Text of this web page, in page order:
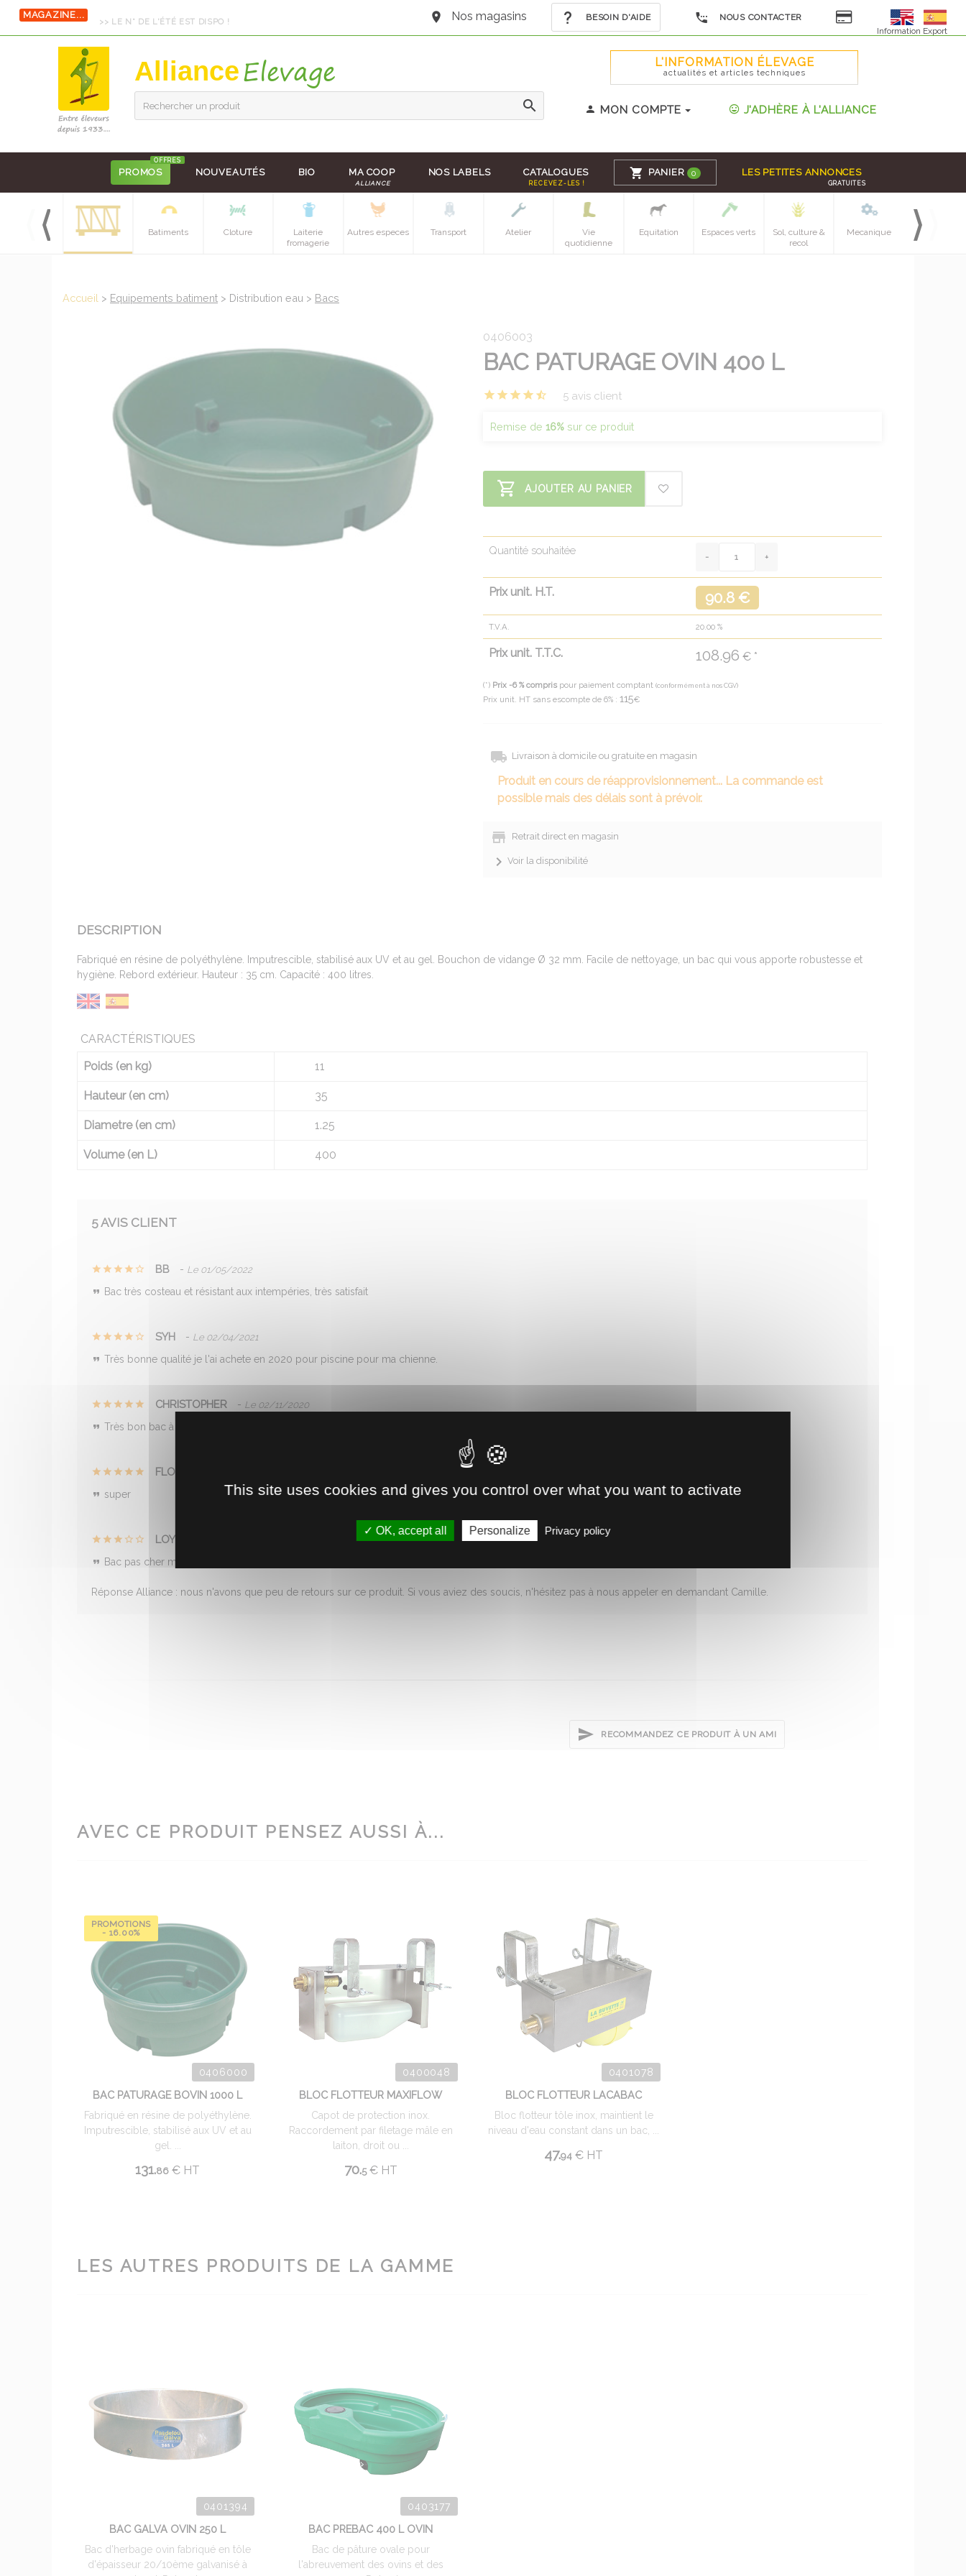
MAGAZINE... >> LE N° DE L'ÉTÉ EST DISPO ! Nos magasins BESOIN D'AIDE
NOUS CONTACTER
Information Export
Alliance
Rechercher un produit
L'INFORMATION ÉLEVAGE
actualités et articles techniques
MON COMPTE J'ADHÈRE À L'ALLIANCE
PROMOS
OFFRES
NOUVEAUTÉS BIO MA COOP
ALLIANCE
NOS LABELS CATALOGUES
RECEVEZ-LES !
PANIER 0 LES PETITES ANNONCES
GRATUITES
Hygiene et
Batiments Cloture
Laiterie
fromagerie
Autres especes Transport Atelier
Vie
quotidienne
Equitation Espaces verts
Sol, culture &
recol
Mecanique
Accueil > Equipements batiment > Distribution eau > Bacs
0406003
BAC PATURAGE OVIN 400 L
5 avis client
Remise de 16% sur ce produit
AJOUTER AU PANIER
Quantité souhaitée
Prix unit. H.T. 90.8 €
T.V.A. 20.00 %
Prix unit. T.T.C. 108.96 € *
(*) Prix -6 % compris pour paiement comptant (conformément à nos CGV)
Prix unit. HT sans escompte de 6% : 115€
Livraison à domicile ou gratuite en magasin
Produit en cours de réapprovisionnement... La commande est
possible mais des délais sont à prévoir.
Retrait direct en magasin
Voir la disponibilité
DESCRIPTION
Fabriqué en résine de polyéthylène. Imputrescible, stabilisé aux UV et au gel. Bouchon de vidange Ø 32 mm. Facile de nettoyage, un bac qui vous apporte robustesse et
hygiène. Rebord extérieur. Hauteur : 35 cm. Capacité : 400 litres.
CARACTÉRISTIQUES
Poids (en kg)
11
Hauteur (en cm) 35
Diametre (en cm) 1.25
Volume (en L) 400
5 AVIS CLIENT
BB - Le 01/05/2022
Bac très costeau et résistant aux intempéries, très satisfait
SYH - Le 02/04/2021
Très bonne qualité je l'ai achete en 2020 pour piscine pour ma chienne.
CHRISTOPHER - Le 02/11/2020
Très bon bac à eau et facile à laver
FLO
super
LOYD
Bac pas cher mais de mauvaise qualité.
Réponse Alliance : nous n'avons que peu de retours sur ce produit. Si vous aviez des soucis, n'hésitez pas à nous appeler en demandant Camille.
RECOMMANDEZ CE PRODUIT À UN AMI
AVEC CE PRODUIT PENSEZ AUSSI À...
PROMOTIONS
- 16.00%
0406000
BAC PATURAGE BOVIN 1000 L
Fabriqué en résine de polyéthylène.
Imputrescible, stabilisé aux UV et au
gel. ...
131.86 € HT
0400048
BLOC FLOTTEUR MAXIFLOW
Capot de protection inox.
Raccordement par filetage mâle en
laiton, droit ou ...
70.5 €HT
0401078
BLOC FLOTTEUR LACABAC
Bloc flotteur tôle inox, maintient le
niveau d'eau constant dans un bac, ...
47.94 € HT
LES AUTRES PRODUITS DE LA GAMME
0401394
BAC GALVA OVIN 250 L
Bac d'herbage ovin fabriqué en tôle
d'épaisseur 20/10ème galvanisé à
0403177
BAC PREBAC 400 L OVIN
Bac de pâture ovale pour
l'abreuvement des ovins et des
This site uses cookies and gives you control over what you want to activate
OK, accept all Personalize Privacy policy